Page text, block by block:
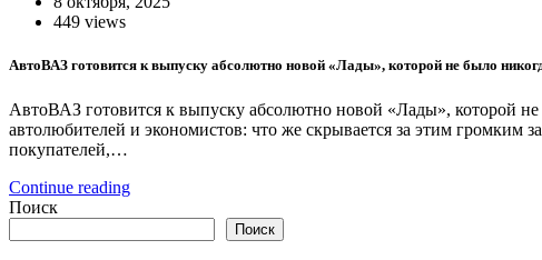
449 views
АвтоВАЗ готовится к выпуску абсолютно новой «Лады», которой не было
АвтоВАЗ готовится к выпуску абсолютно новой «Лады», которой
автолюбителей и экономистов: что же скрывается за этим громким
покупателей,…
Continue reading
Поиск
Поиск